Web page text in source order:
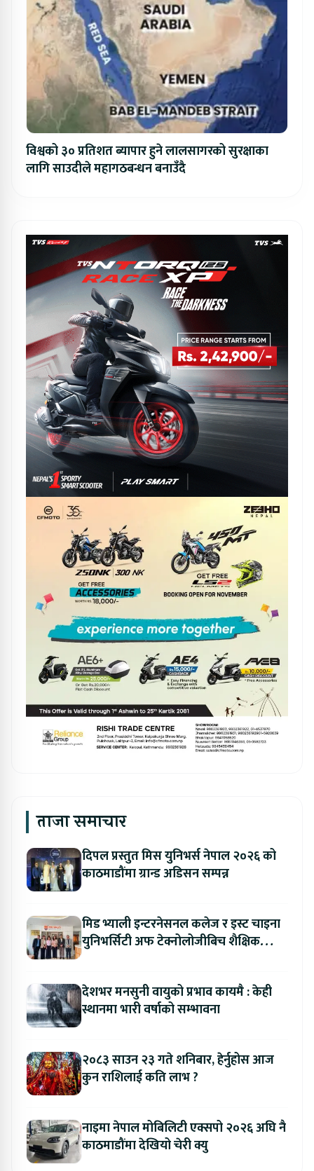
विश्वको ३० प्रतिशत ब्यापार हुने लालसागरको सुरक्षाका
लागि साउदीले महागठबन्धन बनाउँदै
ताजा समाचार
दिपल प्रस्तुत मिस युनिभर्स नेपाल २०२६ को
काठमाडौंमा ग्रान्ड अडिसन सम्पन्न
मिड भ्याली इन्टरनेसनल कलेज र इस्ट चाइना
युनिभर्सिटी अफ टेक्नोलोजीबिच शैक्षिक
देशभर मनसुनी वायुको प्रभाव कायमै : केही
स्थानमा भारी वर्षाको सम्भावना
२०८३ साउन २३ गते शनिबार, हेर्नुहोस आज
कुन राशिलाई कति लाभ ?
नाइमा नेपाल मोबिलिटी एक्सपो २०२६ अघि नै
काठमाडौंमा देखियो चेरी क्यु